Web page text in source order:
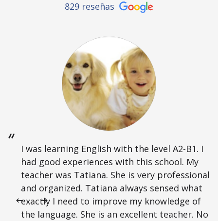
829 reseñas
I was learning English with the level A2-B1. I
had good experiences with this school. My
teacher was Tatiana. She is very professional
and organized. Tatiana always sensed what
exactly I need to improve my knowledge of
the language. She is an excellent teacher. No